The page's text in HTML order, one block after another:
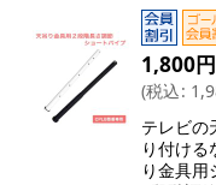
1,800円
(税込:
テレビの
り付け
り金具